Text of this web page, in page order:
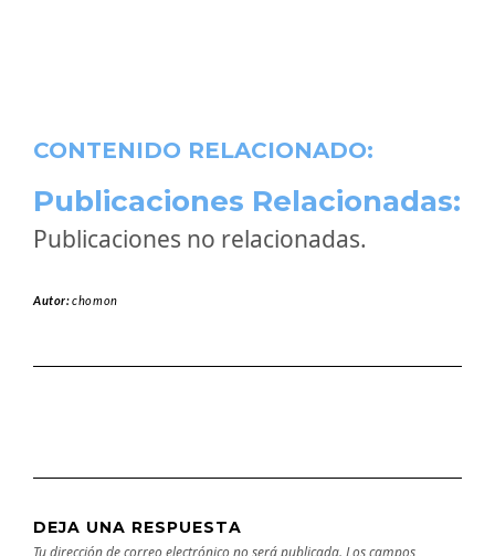
CONTENIDO RELACIONADO:
Publicaciones Relacionadas:
Publicaciones no relacionadas.
Autor:chomon
DEJA UNA RESPUESTA
Tu dirección de correo electrónico no será publicada. Los campos